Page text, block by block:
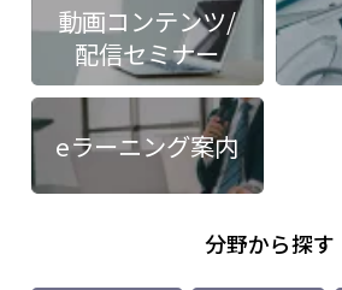
動画コンテンツ/
配信セミナー
eラーニング案内
分野から探す